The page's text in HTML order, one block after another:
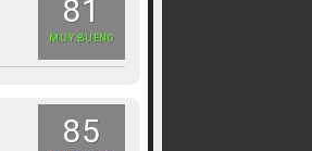
81
MUY BUENO
85